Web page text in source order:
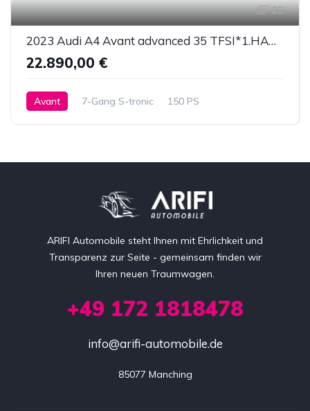
23
2023 Audi A4 Avant advanced 35 TFSI*1.HAND*AHK*KAMERA*LED
22.890,00 €
Avant 7-Gang S-tronic 150 PS
ARIFI Automobile steht Ihnen mit Ehrlichkeit und
Transparenz zur Seite - gemeinsam finden wir
Ihren neuen Traumwagen.
+49 172 1818478
info@arifi-automobile.de
85077 Manching